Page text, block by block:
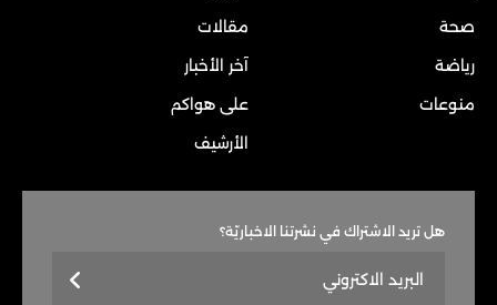
صحة
رياضة
منوعات
مقالات
آخر الأخبار
على هواكم
الأرشيف
هل تريد الاشتراك في نشرتنا الاخباريّة؟